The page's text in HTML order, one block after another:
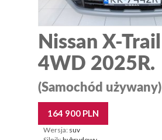
Nissan X-Trail
4WD 2025R.
(Samochód używany)
164 900 PLN
Wersja: suv